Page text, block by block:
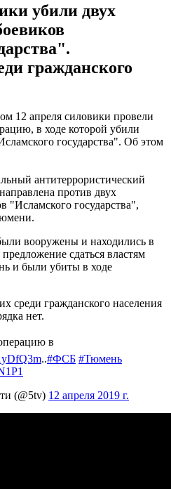
убили двух
гражданского
12 апреля силовики провели
в ходе которой убили
государства". Об этом
антитеррористический
против двух
"Исламского государства",
вооружены и находились в
сдаться властям
и были убиты в ходе
среди гражданского населения
нет.
в
..#ФСБ #Тюмень
(@5tv) 12 апреля 2019 г.